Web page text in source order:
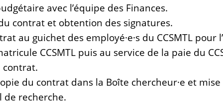
avec l’équipe des Finances.
contrat et obtention des signatures.
au guichet des employé·e·s du CCSMTL pour
CCSMTL puis au service de la paie du
du contrat dans la Boîte chercheur·e et
recherche.